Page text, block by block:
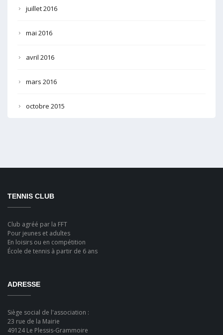
juillet 2016
mai 2016
avril 2016
mars 2016
octobre 2015
TENNIS CLUB
Club agréé par la FFT
Pour jeunes et adultes
En loisirs ou en compétition
École de tennis à partir de 6 ans
ADRESSE
Siège social de l'association :
23 rue de la Mairie
49124 Le Plessis-Grammoire